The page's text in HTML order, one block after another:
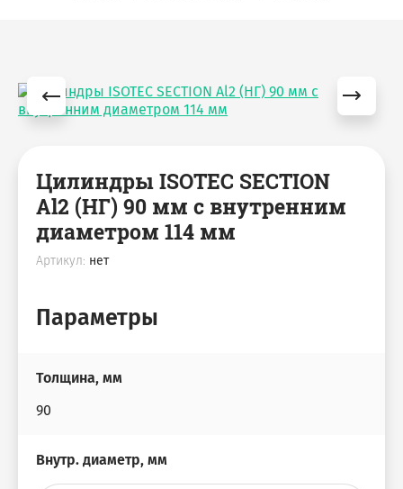
Цилиндры ISOTEC SECTION
Al2 (НГ) 90 мм с внутренним
диаметром 114 мм
Артикул: нет
Параметры
Толщина, мм
90
Внутр. диаметр, мм